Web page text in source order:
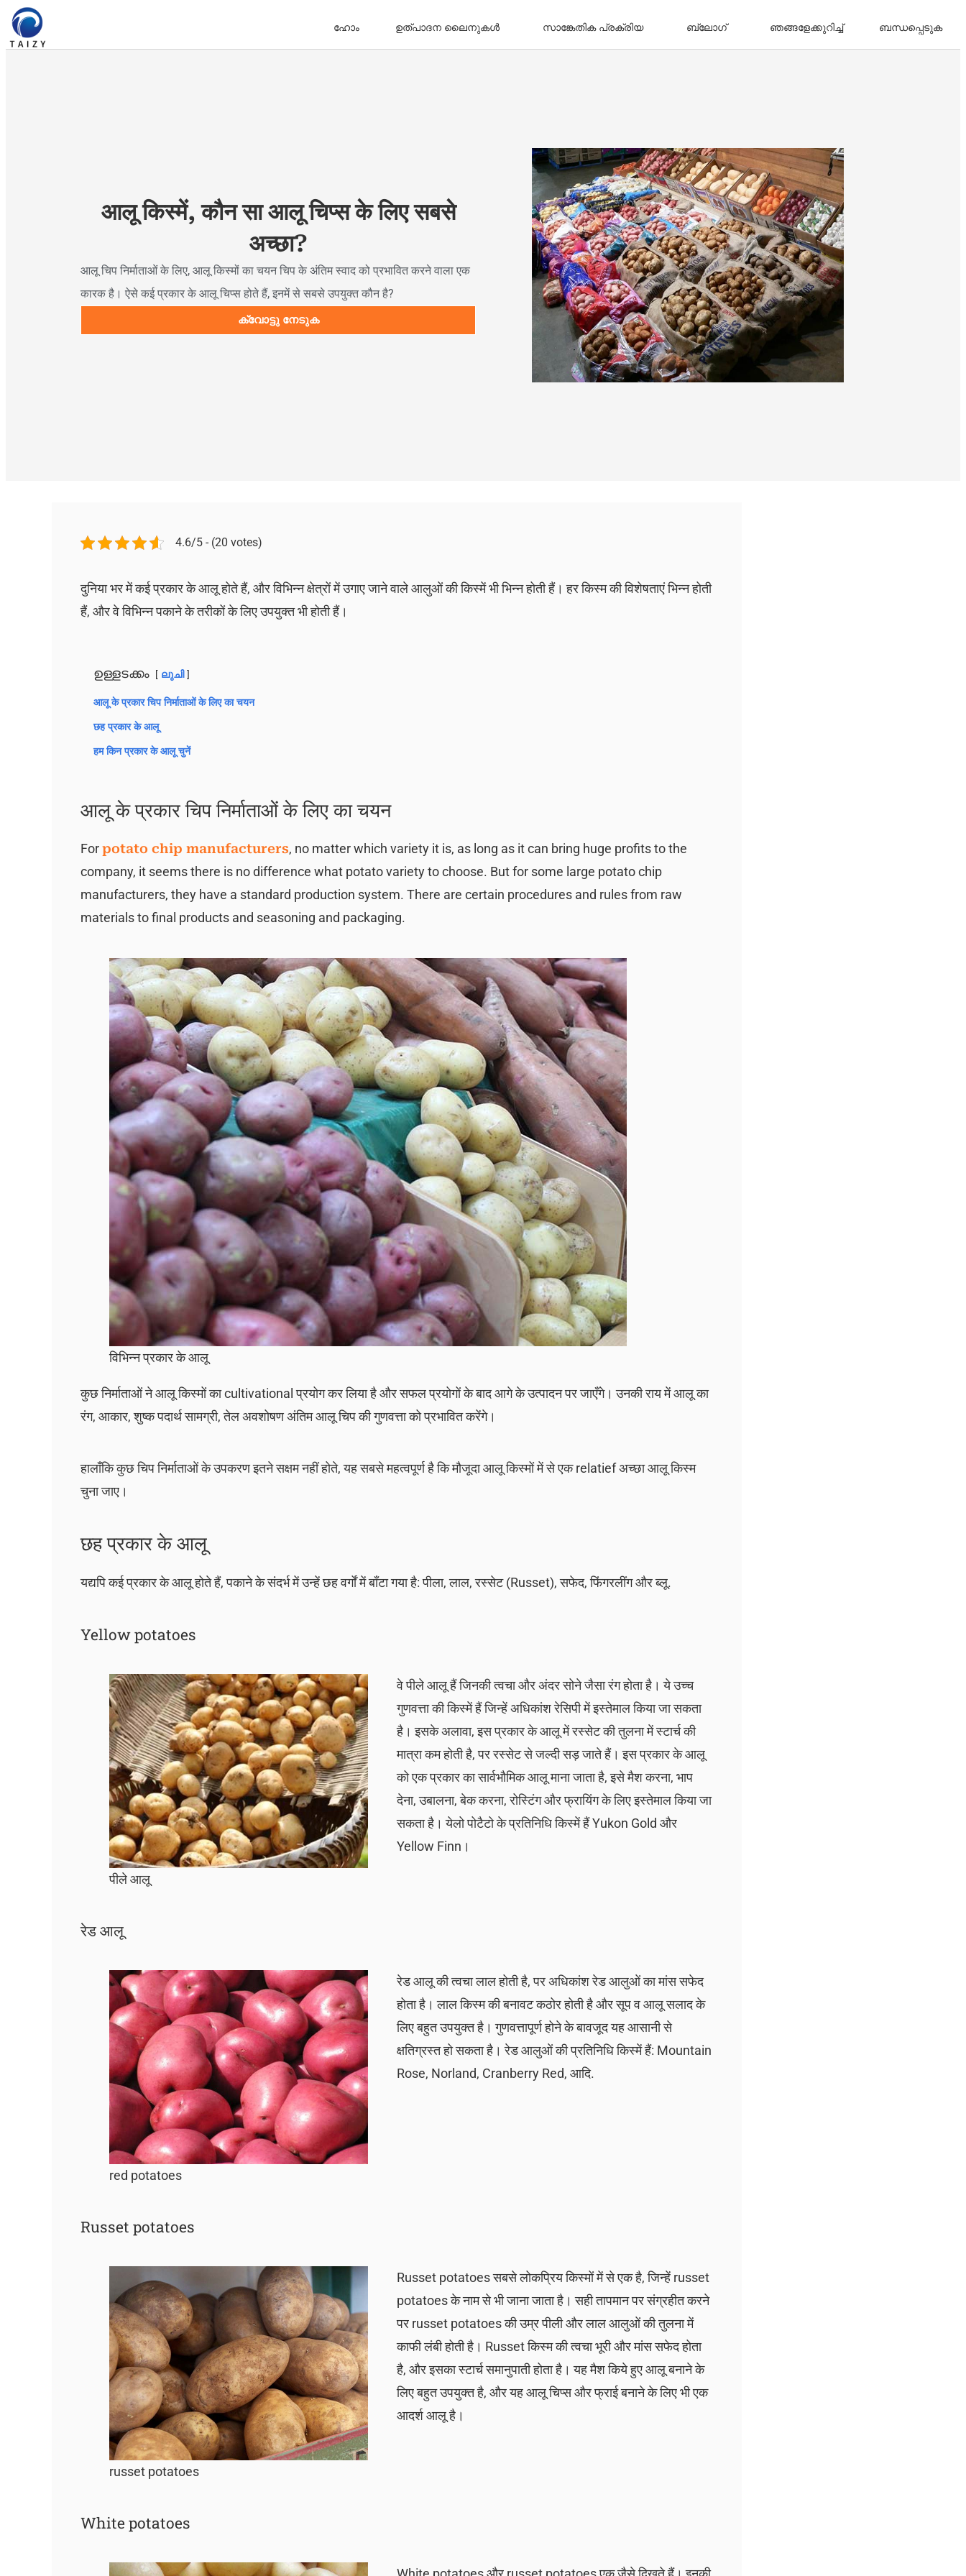
ഹോം ഉത്പാദന ലൈനുകൾ സാങ്കേതിക പ്രക്രിയ ബ്ലോഗ് ഞങ്ങളേക്കുറിച്ച് ബന്ധപ്പെടുക
आलू किस्में, कौन सा आलू चिप्स के लिए सबसे
अच्छा?
आलू चिप निर्माताओं के लिए, आलू किस्मों का चयन चिप के अंतिम स्वाद को प्रभावित करने वाला एक
कारक है। ऐसे कई प्रकार के आलू चिप्स होते हैं, इनमें से सबसे उपयुक्त कौन है?
ക്വോട്ടു നേടുക
4.6/5 - (20 votes)
दुनिया भर में कई प्रकार के आलू होते हैं, और विभिन्न क्षेत्रों में उगाए जाने वाले आलुओं की किस्में भी भिन्न होती हैं। हर किस्म की विशेषताएं भिन्न होती
हैं, और वे विभिन्न पकाने के तरीकों के लिए उपयुक्त भी होती हैं।
ഉള്ളടക്കം ലുചി
आलू के प्रकार चिप निर्माताओं के लिए का चयन
छह प्रकार के आलू
हम किन प्रकार के आलू चुनें
आलू के प्रकार चिप निर्माताओं के लिए का चयन
Forpotato chip manufacturers, no matter which variety it is, as long as it can bring huge profits to the
company, it seems there is no difference what potato variety to choose. But for some large potato chip
manufacturers, they have a standard production system. There are certain procedures and rules from raw
materials to final products and seasoning and packaging.
विभिन्न प्रकार के आलू
कुछ निर्माताओं ने आलू किस्मों का cultivational प्रयोग कर लिया है और सफल प्रयोगों के बाद आगे के उत्पादन पर जाएँगे। उनकी राय में आलू का
रंग, आकार, शुष्क पदार्थ सामग्री, तेल अवशोषण अंतिम आलू चिप की गुणवत्ता को प्रभावित करेंगे।
हालाँकि कुछ चिप निर्माताओं के उपकरण इतने सक्षम नहीं होते, यह सबसे महत्वपूर्ण है कि मौजूदा आलू किस्मों में से एक relatief अच्छा आलू किस्म
चुना जाए।
छह प्रकार के आलू
यद्यपि कई प्रकार के आलू होते हैं, पकाने के संदर्भ में उन्हें छह वर्गों में बाँटा गया है: पीला, लाल, रस्सेट (Russet), सफेद, फिंगरलींग और ब्लू.
Yellow potatoes
पीले आलू
वे पीले आलू हैं जिनकी त्वचा और अंदर सोने जैसा रंग होता है। ये उच्च
गुणवत्ता की किस्में हैं जिन्हें अधिकांश रेसिपी में इस्तेमाल किया जा सकता
है। इसके अलावा, इस प्रकार के आलू में रस्सेट की तुलना में स्टार्च की
मात्रा कम होती है, पर रस्सेट से जल्दी सड़ जाते हैं। इस प्रकार के आलू
को एक प्रकार का सार्वभौमिक आलू माना जाता है, इसे मैश करना, भाप
देना, उबालना, बेक करना, रोस्टिंग और फ्रायिंग के लिए इस्तेमाल किया जा
सकता है। येलो पोटैटो के प्रतिनिधि किस्में हैं Yukon Gold और
Yellow Finn।
रेड आलू
red potatoes
रेड आलू की त्वचा लाल होती है, पर अधिकांश रेड आलुओं का मांस सफेद
होता है। लाल किस्म की बनावट कठोर होती है और सूप व आलू सलाद के
लिए बहुत उपयुक्त है। गुणवत्तापूर्ण होने के बावजूद यह आसानी से
क्षतिग्रस्त हो सकता है। रेड आलुओं की प्रतिनिधि किस्में हैं: Mountain
Rose, Norland, Cranberry Red, आदि.
Russet potatoes
russet potatoes
Russet potatoes सबसे लोकप्रिय किस्मों में से एक है, जिन्हें russet
potatoes के नाम से भी जाना जाता है। सही तापमान पर संग्रहीत करने
पर russet potatoes की उम्र पीली और लाल आलुओं की तुलना में
काफी लंबी होती है। Russet किस्म की त्वचा भूरी और मांस सफेद होता
है, और इसका स्टार्च समानुपाती होता है। यह मैश किये हुए आलू बनाने के
लिए बहुत उपयुक्त है, और यह आलू चिप्स और फ्राई बनाने के लिए भी एक
आदर्श आलू है।
White potatoes